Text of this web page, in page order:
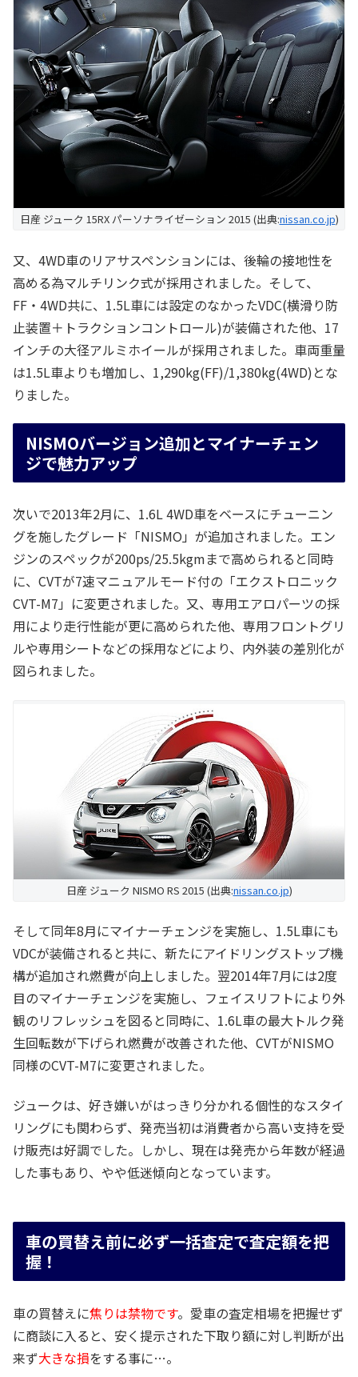
日産 ジューク 15RX パーソナライゼーション 2015 (出典:nissan.co.jp)
又、4WD車のリアサスペンションには、後輪の接地性を
高める為マルチリンク式が採用されました。そして、
FF・4WD共に、1.5L車には設定のなかったVDC(横滑り防
止装置＋トラクションコントロール)が装備された他、17
インチの大径アルミホイールが採用されました。車両重量
は1.5L車よりも増加し、1,290kg(FF)/1,380kg(4WD)とな
りました。
NISMOバージョン追加とマイナーチェン
ジで魅力アップ
次いで2013年2月に、1.6L 4WD車をベースにチューニン
グを施したグレード「NISMO」が追加されました。エン
ジンのスペックが200ps/25.5kgmまで高められると同時
に、CVTが7速マニュアルモード付の「エクストロニック
CVT-M7」に変更されました。又、専用エアロパーツの採
用により走行性能が更に高められた他、専用フロントグリ
ルや専用シートなどの採用などにより、内外装の差別化が
図られました。
日産 ジューク NISMO RS 2015 (出典:nissan.co.jp)
そして同年8月にマイナーチェンジを実施し、1.5L車にも
VDCが装備されると共に、新たにアイドリングストップ機
構が追加され燃費が向上しました。翌2014年7月には2度
目のマイナーチェンジを実施し、フェイスリフトにより外
観のリフレッシュを図ると同時に、1.6L車の最大トルク発
生回転数が下げられ燃費が改善された他、CVTがNISMO
同様のCVT-M7に変更されました。
ジュークは、好き嫌いがはっきり分かれる個性的なスタイ
リングにも関わらず、発売当初は消費者から高い支持を受
け販売は好調でした。しかし、現在は発売から年数が経過
した事もあり、やや低迷傾向となっています。
車の買替え前に必ず一括査定で査定額を把
握！
車の買替えに焦りは禁物です。愛車の査定相場を把握せず
に商談に入ると、安く提示された下取り額に対し判断が出
来ず大きな損をする事に…。